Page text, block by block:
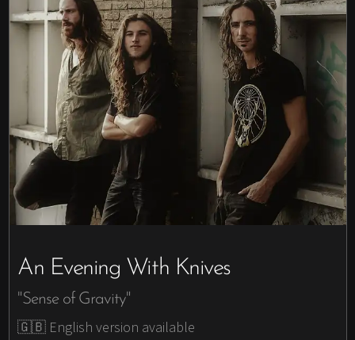
An Evening With Knives
"Sense of Gravity"
🇬🇧 English version available